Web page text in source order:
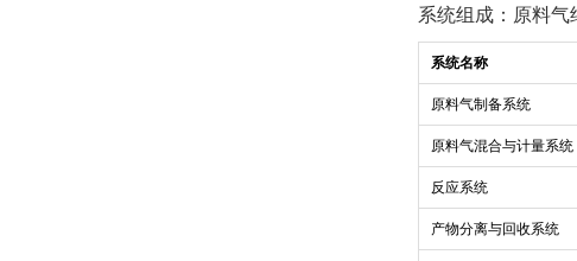
系统组成：原料
系统名称
原料气制备系统
原料气混合与计量系统
反应系统
产物分离与回收系统